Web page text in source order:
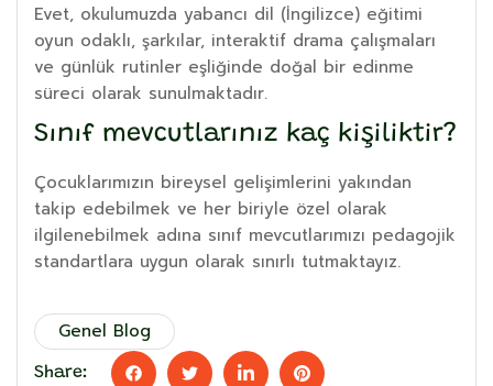
Evet, okulumuzda yabancı dil (İngilizce) eğitimi
oyun odaklı, şarkılar, interaktif drama çalışmaları
ve günlük rutinler eşliğinde doğal bir edinme
süreci olarak sunulmaktadır.
Sınıf mevcutlarınız kaç kişiliktir?
Çocuklarımızın bireysel gelişimlerini yakından
takip edebilmek ve her biriyle özel olarak
ilgilenebilmek adına sınıf mevcutlarımızı pedagojik
standartlara uygun olarak sınırlı tutmaktayız.
Genel Blog
Share: